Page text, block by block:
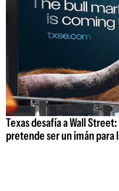
Texas desafía a Wall
pretende ser un imán para